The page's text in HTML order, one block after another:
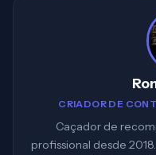
CRIADOR DE
Caçador de
profissional desde